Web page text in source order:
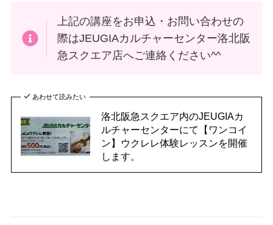
上記の講座をお申込・お問い合わせの
際はJEUGIAカルチャーセンター洛北阪
急スクエア店へご連絡ください^^
あわせて読みたい
洛北阪急スクエア内のJEUGIAカ
ルチャーセンターにて【ワンコイ
ン】ウクレレ体験レッスンを開催
します。